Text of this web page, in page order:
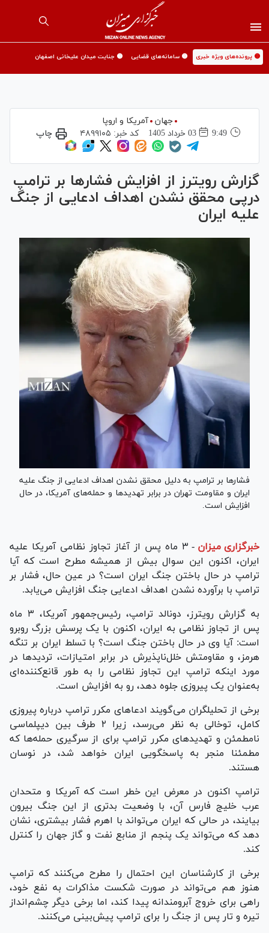
🟡 پرونده‌های ویژه خبری 🟡 سامانه‌های قضایی 🟡 جنایت میدان علیخانی اصفهان
جهان
آمریکا و اروپا
9:49
03 خرداد 1405 کد خبر: ۴۸۹۹۱۰۵ چاپ
گزارش رویترز از افزایش فشارها بر ترامپ
درپی محقق نشدن اهداف ادعایی از جنگ
علیه ایران
فشارها بر ترامپ به دلیل محقق نشدن اهداف ادعایی از جنگ علیه
ایران و مقاومت تهران در برابر تهدیدها و حمله‌های آمریکا، در حال
افزایش است.
خبرگزاری میزان -
۳ ماه پس از آغاز تجاوز نظامی آمریکا علیه
ایران، اکنون این سوال بیش از همیشه مطرح است که آیا
ترامپ در حال باختن جنگ ایران است؟ در عین حال، فشار بر
ترامپ با برآورده نشدن اهداف ادعایی جنگ افزایش می‌یابد.
به گزارش رویترز، دونالد ترامپ، رئیس‌جمهور آمریکا، ۳ ماه
پس از تجاوز نظامی به ایران، اکنون با یک پرسش بزرگ روبرو
است: آیا وی در حال باختن جنگ است؟ با تسلط ایران بر تنگه
هرمز، و مقاومتش خلل‌ناپذیرش در برابر امتیازات، تردیدها در
مورد اینکه ترامپ این تجاوز نظامی را به طور قانع‌کننده‌ای
به‌عنوان یک پیروزی جلوه دهد، رو به افزایش است.
برخی از تحلیلگران می‌گویند ادعاهای مکرر ترامپ درباره پیروزی
کامل، توخالی به نظر می‌رسد، زیرا ۲ طرف بین دیپلماسی
نامطمئن و تهدیدهای مکرر ترامپ برای از سرگیری حمله‌ها که
مطمئنا منجر به پاسخگویی ایران خواهد شد، در نوسان
هستند.
ترامپ اکنون در معرض این خطر است که آمریکا و متحدان
عرب خلیج فارس آن، با وضعیت بدتری از این جنگ بیرون
بیایند، در حالی که ایران می‌تواند با اهرم فشار بیشتری، نشان
دهد که می‌تواند یک پنجم از منابع نفت و گاز جهان را کنترل
کند.
برخی از کارشناسان این احتمال را مطرح می‌کنند که ترامپ
هنوز هم می‌تواند در صورت شکست مذاکرات به نفع خود،
راهی برای خروج آبرومندانه پیدا کند، اما برخی دیگر چشم‌انداز
تیره و تار پس از جنگ را برای ترامپ پیش‌بینی می‌کنند.